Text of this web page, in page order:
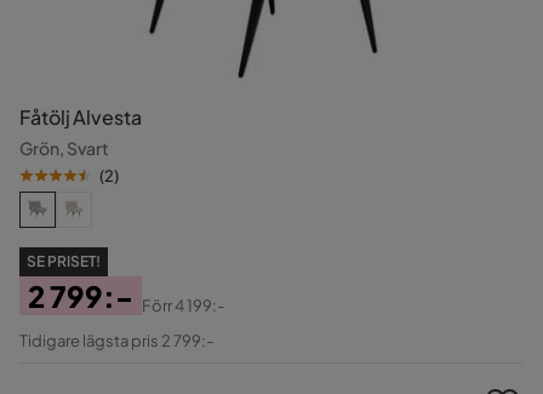
Fåtölj Alvesta
Grön, Svart
(2)
SE PRISET!
Pris
2 799:-
Original
Förr4 199:-
Tidigare lägsta pris 2 799:-